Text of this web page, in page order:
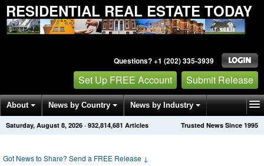
RESIDENTIAL REAL ESTATE TODAY
Questions? +1 (202) 335-3939
Set Up FREE Account Submit Release
About News by Country News by Industry
Get News Alerts Press Releases Trusted News Since 1995
Saturday, August 8, 2026 · 932,814,681 Articles
Got News to Share? Send a FREE Release ↓